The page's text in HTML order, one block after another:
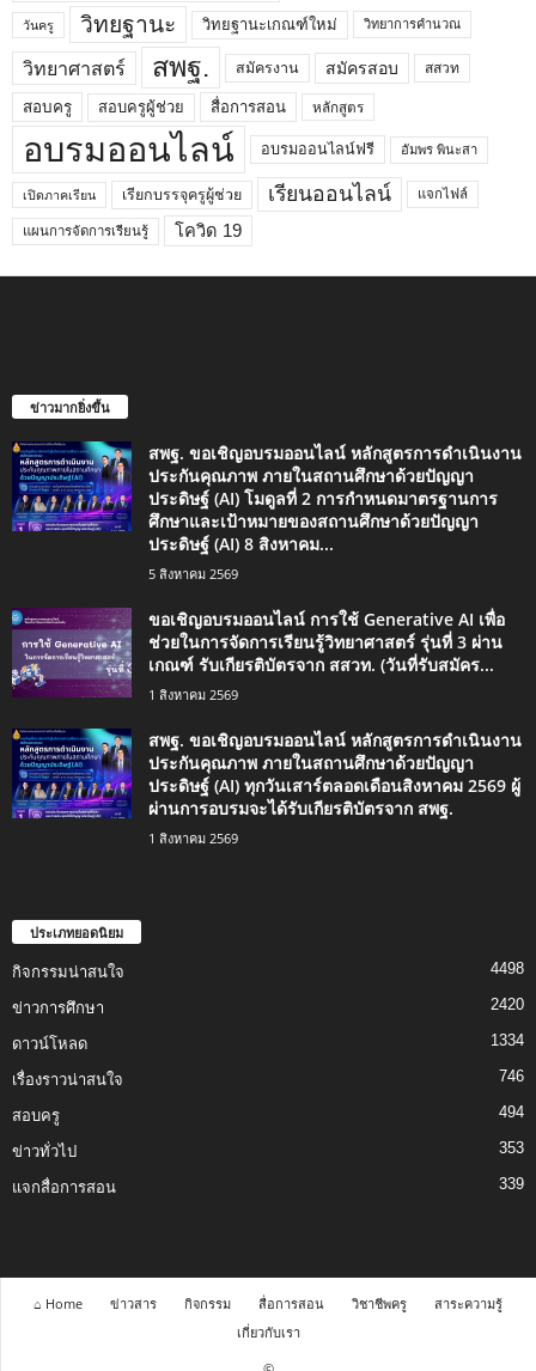
วันครู วิทยฐานะ วิทยฐานะเกณฑ์ใหม่ วิทยาการคำนวณ
วิทยาศาสตร์ สพฐ. สมัครงาน สมัครสอบ สสวท
สอบครู สอบครูผู้ช่วย สื่อการสอน หลักสูตร
อบรมออนไลน์ อบรมออนไลน์ฟรี อัมพร พินะสา
เปิดภาคเรียน เรียกบรรจุครูผู้ช่วย เรียนออนไลน์ แจกไฟล์
แผนการจัดการเรียนรู้ โควิด 19
ข่าวมากยิ่งขึ้น
สพฐ. ขอเชิญอบรมออนไลน์ หลักสูตรการดำเนินงาน
ประกันคุณภาพ ภายในสถานศึกษาด้วยปัญญา
ประดิษฐ์ (AI) โมดูลที่ 2 การกำหนดมาตรฐานการ
ศึกษาและเป้าหมายของสถานศึกษาด้วยปัญญา
ประดิษฐ์ (AI) 8 สิงหาคม...
5 สิงหาคม 2569
ขอเชิญอบรมออนไลน์ การใช้ Generative AI เพื่อ
ช่วยในการจัดการเรียนรู้วิทยาศาสตร์ รุ่นที่ 3 ผ่าน
เกณฑ์ รับเกียรติบัตรจาก สสวท. (วันที่รับสมัคร...
1 สิงหาคม 2569
สพฐ. ขอเชิญอบรมออนไลน์ หลักสูตรการดำเนินงาน
ประกันคุณภาพ ภายในสถานศึกษาด้วยปัญญา
ประดิษฐ์ (AI) ทุกวันเสาร์ตลอดเดือนสิงหาคม 2569 ผู้
ผ่านการอบรมจะได้รับเกียรติบัตรจาก สพฐ.
1 สิงหาคม 2569
ประเภทยอดนิยม
กิจกรรมน่าสนใจ 4498
ข่าวการศึกษา 2420
ดาวน์โหลด 1334
เรื่องราวน่าสนใจ 746
สอบครู 494
ข่าวทั่วไป 353
แจกสื่อการสอน 339
⌂ Home ข่าวสาร กิจกรรม สื่อการสอน วิชาชีพครู
สาระความรู้
เกี่ยวกับเรา